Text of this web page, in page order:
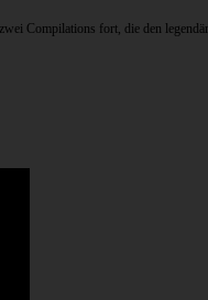
Compilations fort, die den